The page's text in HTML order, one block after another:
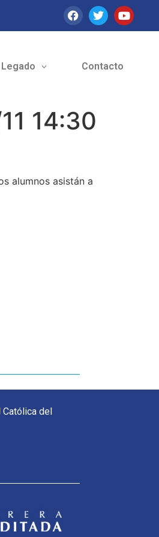
Legado Contacto
14:30
alumnos asistán a
del